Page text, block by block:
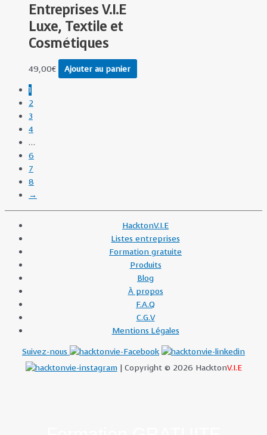
Entreprises V.I.E
Luxe, Textile et
Cosmétiques
49,00€
Ajouter au panier
1
2
3
4
…
6
7
8
→
HacktonV.I.E
Listes entreprises
Formation gratuite
Produits
Blog
À propos
F.A.Q
C.G.V
Mentions Légales
Suivez-nous
| Copyright © 2026 HacktonV.I.E